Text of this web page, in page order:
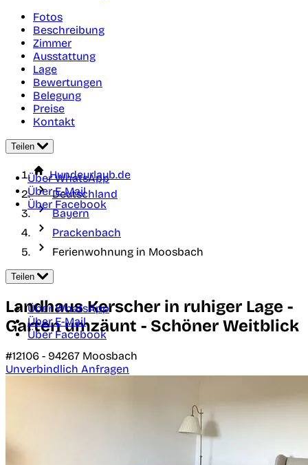
Fotos
Beschreibung
Zimmer
Ausstattung
Lage
Bewertungen
Belegung
Preise
Kontakt
Teilen
Über WhatsApp
Über E-Mail
Über Facebook
Hundeurlaub.de
Deutschland
Bayern
Prackenbach
Ferienwohnung in Moosbach
Teilen
Über WhatsApp
Über E-Mail
Über Facebook
Landhaus Kerscher in ruhiger Lage -
Garten umzäunt - Schöner Weitblick
#12106 - 94267 Moosbach
Unverbindlich Anfragen